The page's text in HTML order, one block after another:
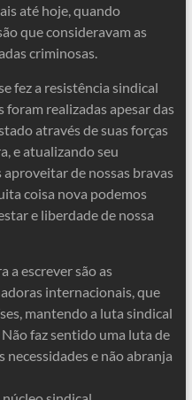
até hoje, quando
que consideravam as
criminosas.
fez a resistência sindical
foram realizadas apesar das
através de suas forças
e atualizando seu
de nossas bravas
coisa nova podemos
e liberdade de nossa
a escrever são as
internacionais, que
mantendo a luta sindical
faz sentido uma luta de
necessidades e não abranja